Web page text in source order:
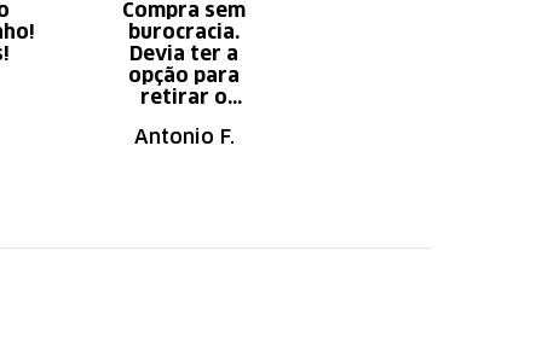
Compra sem
burocracia.
Devia ter a
opção para
retirar o
autorizada da
Antonio F.